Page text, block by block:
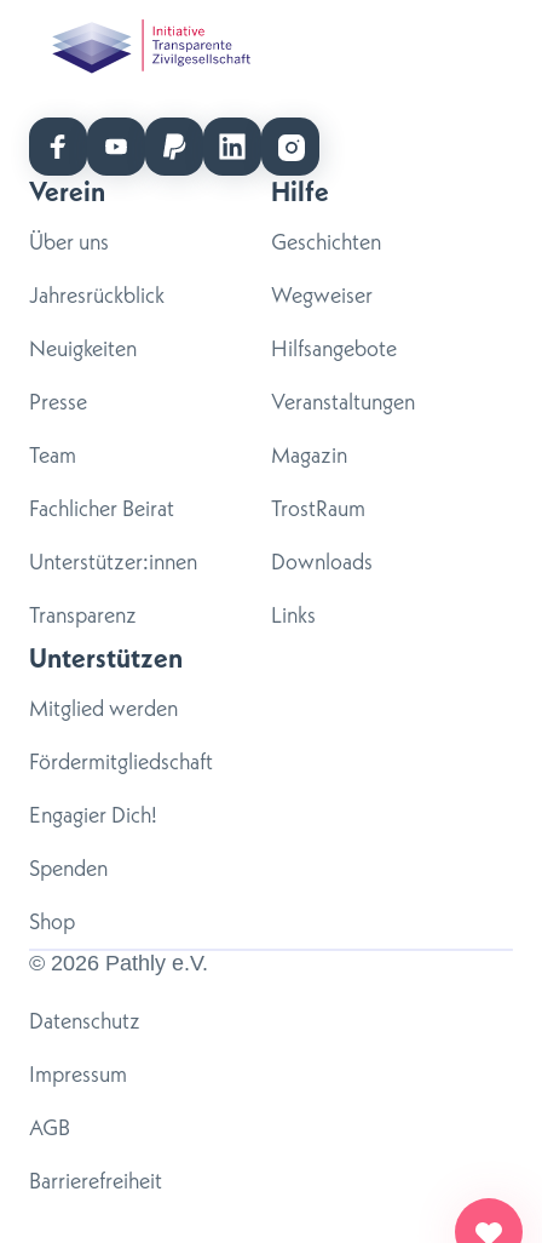
Verein
Über uns
Jahresrückblick
Neuigkeiten
Presse
Team
Fachlicher Beirat
Unterstützer:innen
Transparenz
Hilfe
Geschichten
Wegweiser
Hilfsangebote
Veranstaltungen
Magazin
TrostRaum
Downloads
Links
Unterstützen
Mitglied werden
Fördermitgliedschaft
Engagier Dich!
Spenden
Shop
© 2026 Pathly e.V.
Datenschutz
Impressum
AGB
Barrierefreiheit